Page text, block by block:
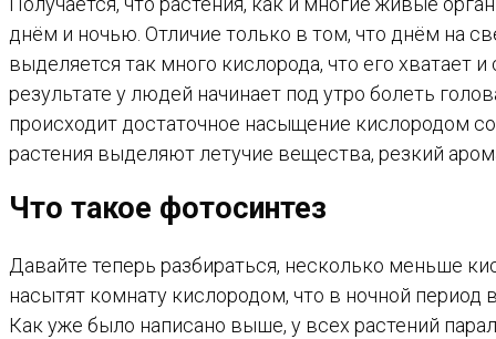
днём и ночью. Отличие только в том, что днём на
выделяется так много кислорода, что его
результате у людей начинает под утро болеть
происходит достаточное насыщение кислородом
растения выделяют летучие вещества, резкий
Что такое фотосинтез
Давайте теперь разбираться, несколько меньше
насытят комнату кислородом, что в ночной
Как уже было написано выше, у всех растений